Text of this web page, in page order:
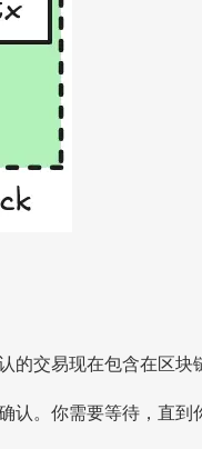
的交易现在包含在区块
认。你需要等待，直